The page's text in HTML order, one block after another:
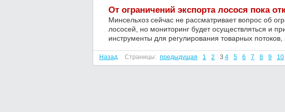
От ограничений экспорта лосося пока
Минсельхоз сейчас не рассматривает вопрос об
лососей, но мониторинг будет осуществляться и
инструменты для регулирования товарных потоков,
Назад Страницы: предыдущая 1 2 3 4 5 6 7 8 9 10